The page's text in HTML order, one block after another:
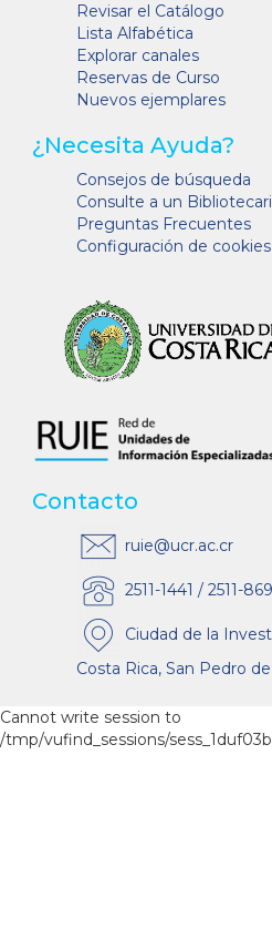
Revisar el Catálogo
Lista Alfabética
Explorar canales
Reservas de Curso
Nuevos ejemplares
¿Necesita Ayuda?
Consejos de búsqueda
Consulte a un
Preguntas Frecuentes
Configuración de cookies
Contacto
ruie@ucr.ac.cr
2511-1441 / 2511-
Ciudad de la
Costa Rica, San Pedro
Cannot write session to
/tmp/vufind_sessions/